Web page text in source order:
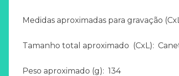
Medidas aproximadas para gravação
Tamanho total aproximado (CxL):
Peso aproximado (g): 134